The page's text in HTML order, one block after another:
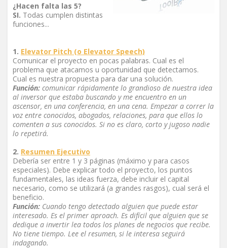
¿Hacen falta las 5?
SI. Todas cumplen distintas
funciones...
1. Elevator Pitch (o Elevator Speech)
Comunicar el proyecto en pocas palabras. Cual es el
problema que atacamos u oportunidad que detectamos.
Cual es nuestra propuesta para dar una solución.
Función: comunicar rápidamente lo grandioso de nuestra idea
al inversor que estaba buscando y me encuentro en un
ascensor, en una conferencia, en una cena. Empezar a correr la
voz entre conocidos, abogados, relaciones, para que ellos lo
comenten a sus conocidos. Si no es claro, corto y jugoso nadie
lo repetirá.
2. Resumen Ejecutivo
Debería ser entre 1 y 3 páginas (máximo y para casos
especiales). Debe explicar todo el proyecto, los puntos
fundamentales, las ideas fuerza, debe incluir el capital
necesario, como se utilizará (a grandes rasgos), cual será el
beneficio.
Función: Cuando tengo detectado alguien que puede estar
interesado. Es el primer aproach. Es difícil que alguien que se
dedique a invertir lea todos los planes de negocios que recibe.
No tiene tiempo. Lee el resumen, si le interesa seguirá
indagando.